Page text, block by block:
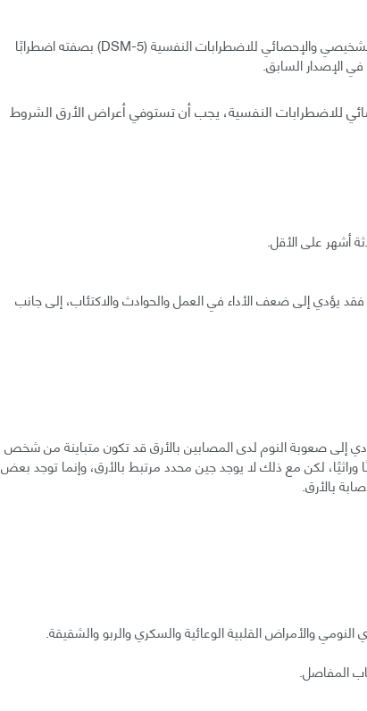
أُضيف اضطراب الأرق إلى الإصدار الخامس من الدليل التشخيصي والإحصائي للاضطرابات النفسية (DSM-5) بصفته اضطرابًا
الإصدار السابق.
للاضطرابات النفسية، يجب أن تستوفي أعراض الأرق الشروط
أشهر على الأقل.
الأرق وخيمة، فقد يؤدي إلى ضعف الأداء في العمل والحوادث والاكتئاب، إلى جانب
إلى صعوبة النوم لدى المصابين بالأرق قد تكون متباينة من شخص
وراثيًا، لكن مع ذلك لا يوجد جين محدد مرتبط بالأرق، وإنما توجد بعض
بالأرق.
والأمراض القلبية الوعائية والسكري والربو والشقيقة.
المفاصل.